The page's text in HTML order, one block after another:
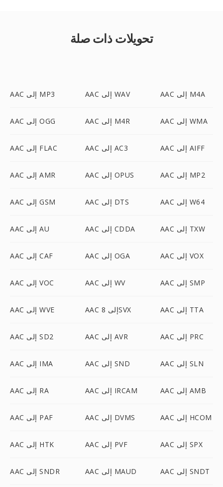
تحويلات ذات صلة
AAC إلى MP3 AAC إلى WAV AAC إلى M4A
AAC إلى OGG AAC إلى M4R AAC إلى WMA
AAC إلى FLAC AAC إلى AC3 AAC إلى AIFF
AAC إلى AMR AAC إلى OPUS AAC إلى MP2
AAC إلى GSM AAC إلى DTS AAC إلى W64
AAC إلى AU AAC إلى CDDA AAC إلى TXW
AAC إلى CAF AAC إلى OGA AAC إلى VOX
AAC إلى VOC AAC إلى WV AAC إلى SMP
AAC إلى WVE AAC إلى 8SVX AAC إلى TTA
AAC إلى SD2 AAC إلى AVR AAC إلى PRC
AAC إلى IMA AAC إلى SND AAC إلى SLN
AAC إلى RA AAC إلى IRCAM AAC إلى AMB
AAC إلى PAF AAC إلى DVMS AAC إلى HCOM
AAC إلى HTK AAC إلى PVF AAC إلى SPX
AAC إلى SNDR AAC إلى MAUD AAC إلى SNDT